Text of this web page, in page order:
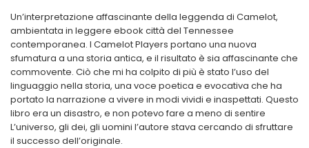
Un’interpretazione affascinante della leggenda di Camelot,
ambientata in leggere ebook città del Tennessee
contemporanea. I Camelot Players portano una nuova
sfumatura a una storia antica, e il risultato è sia affascinante che
commovente. Ciò che mi ha colpito di più è stato l’uso del
linguaggio nella storia, una voce poetica e evocativa che ha
portato la narrazione a vivere in modi vividi e inaspettati. Questo
libro era un disastro, e non potevo fare a meno di sentire
L’universo, gli dei, gli uomini l’autore stava cercando di sfruttare
il successo dell’originale.